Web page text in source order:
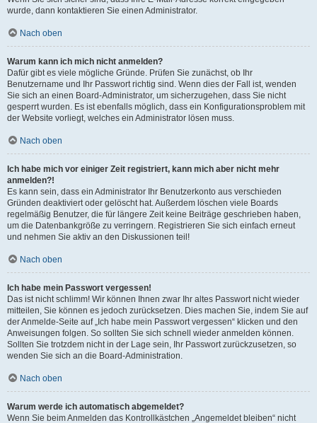
wurde, dann kontaktieren Sie einen Administrator.
Nach oben
Warum kann ich mich nicht anmelden?
Dafür gibt es viele mögliche Gründe. Prüfen Sie zunächst, ob Ihr
Benutzername und Ihr Passwort richtig sind. Wenn dies der Fall ist, wenden
Sie sich an einen Board-Administrator, um sicherzugehen, dass Sie nicht
gesperrt wurden. Es ist ebenfalls möglich, dass ein Konfigurationsproblem mit
der Website vorliegt, welches ein Administrator lösen muss.
Nach oben
Ich habe mich vor einiger Zeit registriert, kann mich aber nicht mehr
anmelden?!
Es kann sein, dass ein Administrator Ihr Benutzerkonto aus verschieden
Gründen deaktiviert oder gelöscht hat. Außerdem löschen viele Boards
regelmäßig Benutzer, die für längere Zeit keine Beiträge geschrieben haben,
um die Datenbankgröße zu verringern. Registrieren Sie sich einfach erneut
und nehmen Sie aktiv an den Diskussionen teil!
Nach oben
Ich habe mein Passwort vergessen!
Das ist nicht schlimm! Wir können Ihnen zwar Ihr altes Passwort nicht wieder
mitteilen, Sie können es jedoch zurücksetzen. Dies machen Sie, indem Sie auf
der Anmelde-Seite auf „Ich habe mein Passwort vergessen“ klicken und den
Anweisungen folgen. So sollten Sie sich schnell wieder anmelden können.
Sollten Sie trotzdem nicht in der Lage sein, Ihr Passwort zurückzusetzen, so
wenden Sie sich an die Board-Administration.
Nach oben
Warum werde ich automatisch abgemeldet?
Wenn Sie beim Anmelden das Kontrollkästchen „Angemeldet bleiben“ nicht